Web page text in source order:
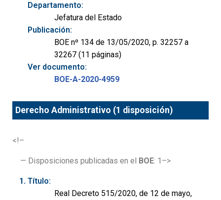
Departamento:
Jefatura del Estado
Publicación:
BOE nº 134 de 13/05/2020, p. 32257 a
32267 (11 páginas)
Ver documento:
BOE-A-2020-4959
Derecho Administrativo (1 disposición)
<!–
— Disposiciones publicadas en el BOE: 1–>
Título:
Real Decreto 515/2020, de 12 de mayo,